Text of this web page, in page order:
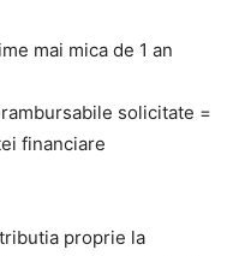
mai mica de 1 an
solicitate =
financiare
proprie la